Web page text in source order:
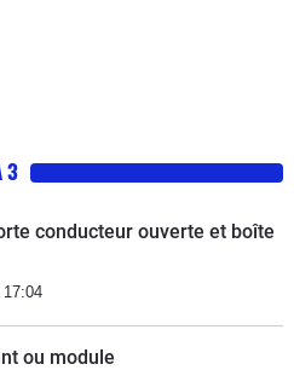
3
conducteur ouverte et boîte
17:04
ou module